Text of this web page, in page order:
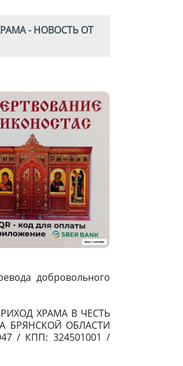
- НОВОСТЬ ОТ
добровольного
ХРАМА В ЧЕСТЬ
БРЯНСКОЙ ОБЛАСТИ
/ КПП: 324501001 /